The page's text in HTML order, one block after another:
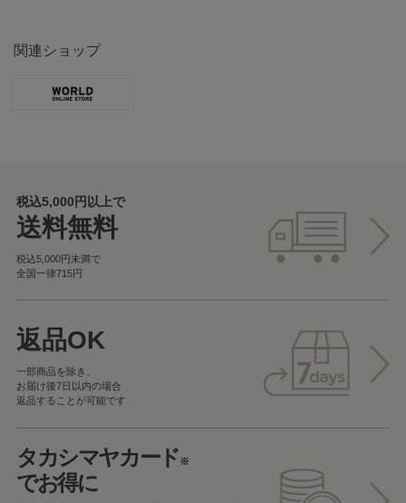
関連ショップ
税込5,000円以上で
送料無料
税込5,000円未満で
全国一律715円
返品OK
一部商品を除き、
お届け後7日以内の場合
返品することが可能です
タカシマヤカード※
でお得に